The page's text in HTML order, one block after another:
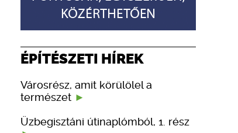
ÉPÍTÉSZETI HÍREK
Városrész, amit körülölel a
természet
Üzbegisztáni útinaplómból, 1. rész